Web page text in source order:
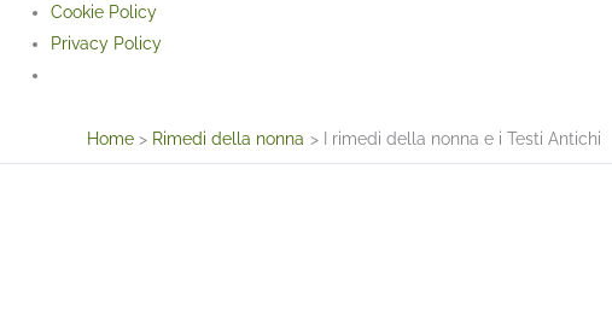
Cookie Policy
Privacy Policy
Home Rimedi della nonna I rimedi della nonna e i Testi Antichi